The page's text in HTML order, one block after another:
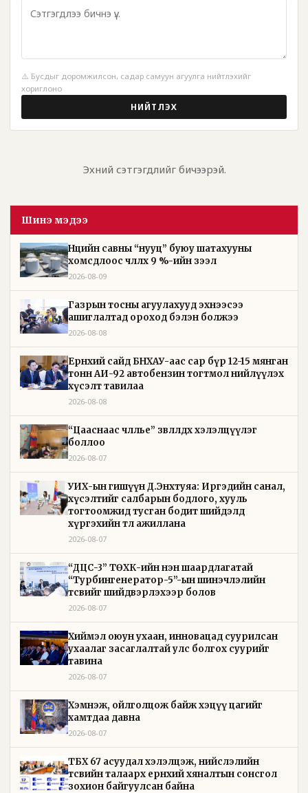
⚠️ Бусдыг доромжилсон, садар самуун агуулга нийтлэхийг
хориглоно
НИЙТЛЭХ
Эхний сэтгэгдлийг бичээрэй.
Шинэ мэдээ
Нөөцийн савны “нууц” буюу шатахууны
хомсдлоос чөлөөлөх 9 %-ийн зээл
2026-08-09
Газрын тосны агуулахууд эхнээсээ
ашиглалтад ороход бэлэн болжээ
2026-08-08
Ерөнхий сайд БНХАУ-аас сар бүр 12-15 мянган
тонн АИ-92 автобензин тогтмол нийлүүлэх
хүсэлт тавилаа
2026-08-08
“Цааснаас чөлөөлье” зөвлөлдөх хэлэлцүүлэг
боллоо
2026-08-07
УИХ-ын гишүүн Д.Энхтуяа: Иргэдийн санал,
хүсэлтийг салбарын бодлого, хууль
тогтоомжид тусган бодит шийдэлд
хүргэхийн төлөө ажиллана
2026-08-07
“ДЦС-3” ТӨХК-ийн нэн шаардлагатай
“Турбингенератор-5”-ын шинэчлэлийн
төсвийг шийдвэрлэхээр болов
2026-08-07
Хиймэл оюун ухаан, инновацад суурилсан
ухаалаг засаглалтай улс болгох суурийг
тавина
2026-08-07
Хэмнэж, ойлголцож байж хэцүү цагийг
хамтдаа давна
2026-08-07
ТБХ 67 асуудал хэлэлцэж, нийслэлийн
төсвийн талаарх ерөнхий хяналтын сонсгол
зохион байгуулсан байна